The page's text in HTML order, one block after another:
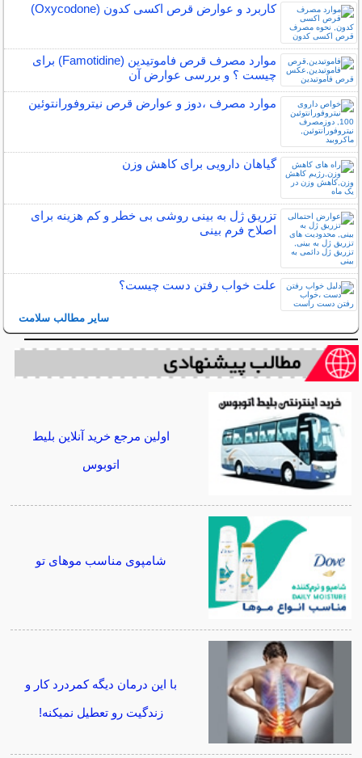
کاربرد و عوارض قرص اکسی کدون (Oxycodone)
موارد مصرف قرص فاموتیدین (Famotidine) برای
چیست ؟ و بررسی عوارض آن
موارد مصرف ،دوز و عوارض قرص نیتروفورانتوئین
گیاهان دارویی برای کاهش وزن
تزریق ژل به بینی روشی بی خطر و کم هزینه برای
اصلاح فرم بینی
علت خواب رفتن دست چیست؟
سایر مطالب سلامت
اولین مرجع خرید آنلاین بلیط
اتوبوس
شامپوی مناسب موهای تو
با این درمان دیگه کمردرد کار و
زندگیت رو تعطیل نمیکنه!